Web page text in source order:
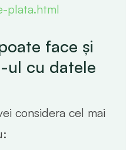
plata.html
face și
ul cu datele
considera cel mai